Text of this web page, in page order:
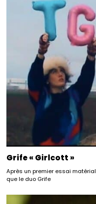
Grife « Girlcott »
Après un premier essai
que le duo Grife